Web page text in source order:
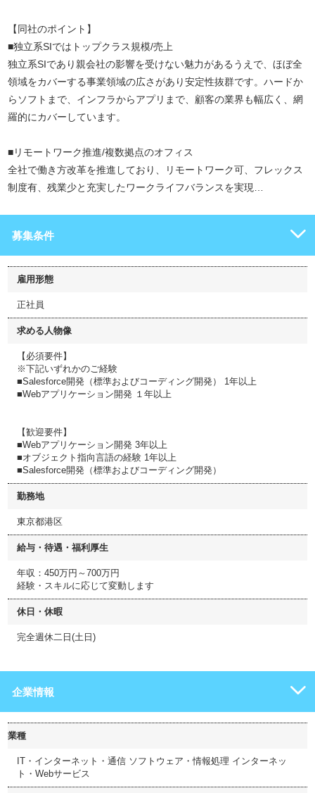
【同社のポイント】
■独立系SIではトップクラス規模/売上
独立系SIであり親会社の影響を受けない魅力があるうえで、ほぼ全
領域をカバーする事業領域の広さがあり安定性抜群です。ハードか
らソフトまで、インフラからアプリまで、顧客の業界も幅広く、網
羅的にカバーしています。
■リモートワーク推進/複数拠点のオフィス
全社で働き方改革を推進しており、リモートワーク可、フレックス
制度有、残業少と充実したワークライフバランスを実現…
募集条件
雇用形態
正社員
求める人物像
【必須要件】
※下記いずれかのご経験
■Salesforce開発（標準およびコーディング開発） 1年以上
■Webアプリケーション開発 １年以上
【歓迎要件】
■Webアプリケーション開発 3年以上
■オブジェクト指向言語の経験 1年以上
■Salesforce開発（標準およびコーディング開発）
勤務地
東京都港区
給与・待遇・福利厚生
年収：450万円～700万円
経験・スキルに応じて変動します
休日・休暇
完全週休二日(土日)
企業情報
業種
IT・インターネット・通信 ソフトウェア・情報処理 インターネッ
ト・Webサービス